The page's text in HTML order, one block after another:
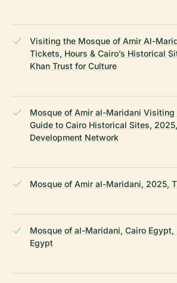
Visiting the Mosque of Amir Al-
Tickets, Hours & Cairo’s Historical
Khan Trust for Culture
Mosque of Amir al-Maridani Visiting
Guide to Cairo Historical Sites,
Development Network
Mosque of Amir al-Maridani, 2025,
Mosque of al-Maridani, Cairo Egypt,
Egypt